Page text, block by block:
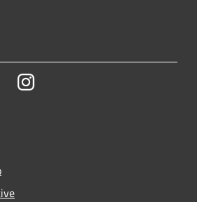
YoutubeInstagram